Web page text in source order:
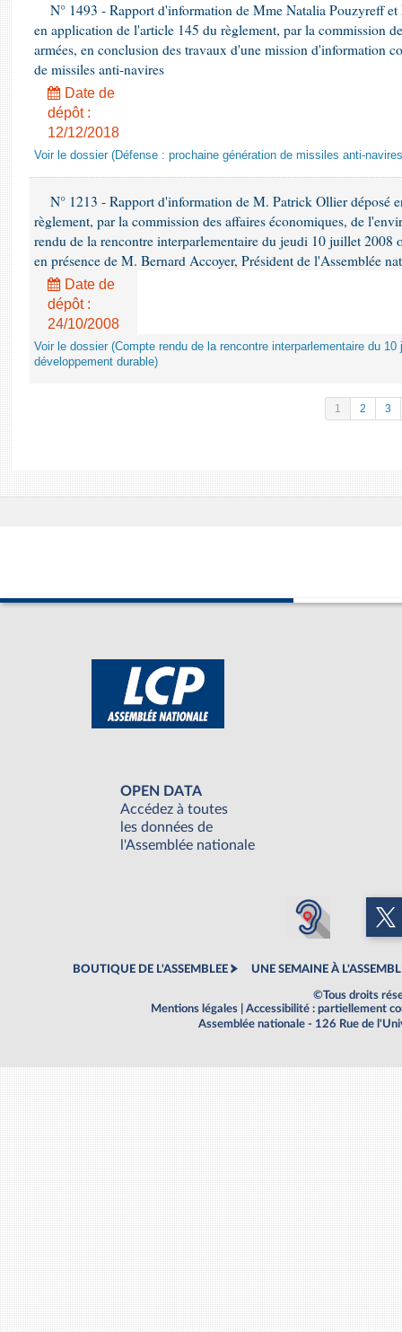
N° 1493 - Rapport d'information de Mme Natalia Pouzyreff
en application de l'article 145 du règlement, par la commission
armées, en conclusion des travaux d'une mission d'information
de missiles anti-navires
Date de
dépôt :
12/12/2018
Voir le dossier (Défense : prochaine génération de missiles anti-
N° 1213 - Rapport d'information de M. Patrick Ollier déposé
règlement, par la commission des affaires économiques, de
rendu de la rencontre interparlementaire du jeudi 10 juillet 2008
en présence de M. Bernard Accoyer, Président de l'Assemblée
Date de
dépôt :
24/10/2008
Voir le dossier (Compte rendu de la rencontre interparlementaire du
développement durable)
1 2 3
OPEN DATA
Accédez à toutes
les données de
l'Assemblée nationale
BOUTIQUE DE L'ASSEMBLEE UNE SEMAINE À
©Tous droits
Mentions légales
Accessibilité : partiellement
Assemblée nationale - 126 Rue de